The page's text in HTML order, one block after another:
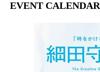
EVENT CALENDAR